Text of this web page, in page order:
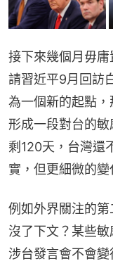
接下來幾個月毋
請習近平9月回訪
為一個新的起點
形成一段對台的
剩120天，台灣還
實，但更細微的變
例如外界關注的
沒了下文？某些
涉台發言會不會